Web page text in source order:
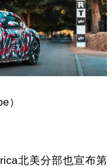
）
北美分部也宣布第